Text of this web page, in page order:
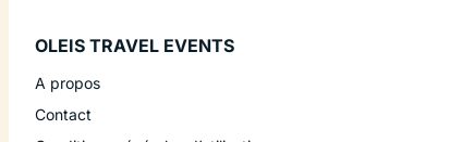
OLEIS TRAVEL EVENTS
A propos
Contact